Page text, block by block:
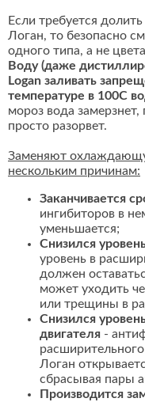
Если требуется
Логан, то безопасно
одного типа, а не
Воду (даже
Logan заливать
температуре в 100С
мороз вода
просто разорвет.
Заменяют
нескольким причинам:
Заканчивается
ингибиторов в
уменьшается;
Снизился
уровень в
должен
может уходить
или трещины в
Снизился
двигателя -
Логан
сбрасывая пары
Производится